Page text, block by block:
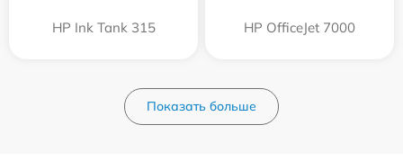
HP Ink Tank 315 HP OfficeJet 7000
Показать больше